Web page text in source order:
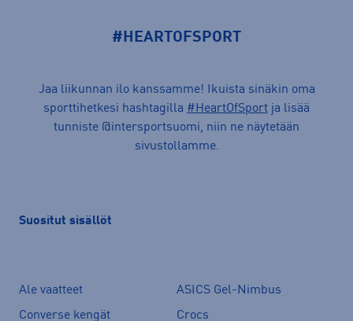
#HEARTOFSPORT
Jaa liikunnan ilo kanssamme! Ikuista sinäkin oma
sporttihetkesi hashtagilla #HeartOfSport ja lisää
tunniste @intersportsuomi, niin ne näytetään
sivustollamme.
Suositut sisällöt
Ale vaatteet
ASICS Gel-Nimbus
Converse kengät
Crocs